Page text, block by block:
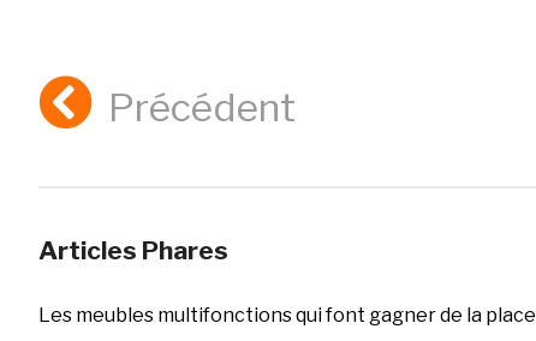
Précédent
Articles Phares
Les meubles multifonctions qui font gagner de la place